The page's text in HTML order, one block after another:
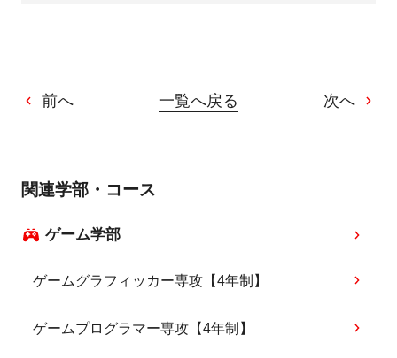
前へ 一覧へ戻る 次へ
関連学部・コース
ゲーム学部
ゲームグラフィッカー専攻【4年制】
ゲームプログラマー専攻【4年制】